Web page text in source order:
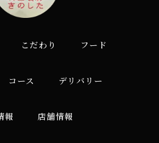
こだわり フード
コース デリバリー
報 店舗情報